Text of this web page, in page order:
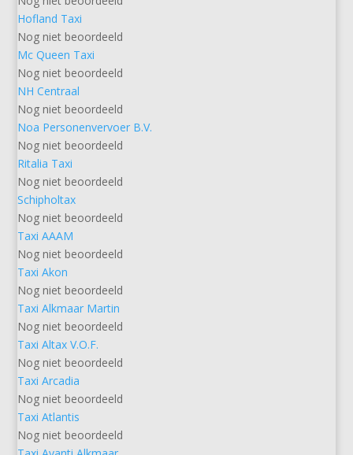
Hofland Taxi
Nog niet beoordeeld
Mc Queen Taxi
Nog niet beoordeeld
NH Centraal
Nog niet beoordeeld
Noa Personenvervoer B.V.
Nog niet beoordeeld
Ritalia Taxi
Nog niet beoordeeld
Schipholtax
Nog niet beoordeeld
Taxi AAAM
Nog niet beoordeeld
Taxi Akon
Nog niet beoordeeld
Taxi Alkmaar Martin
Nog niet beoordeeld
Taxi Altax V.O.F.
Nog niet beoordeeld
Taxi Arcadia
Nog niet beoordeeld
Taxi Atlantis
Nog niet beoordeeld